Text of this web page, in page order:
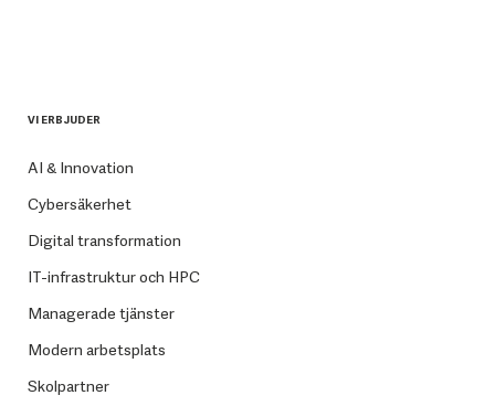
VI ERBJUDER
AI & Innovation
Cybersäkerhet
Digital transformation
IT-infrastruktur och HPC
Managerade tjänster
Modern arbetsplats
Skolpartner